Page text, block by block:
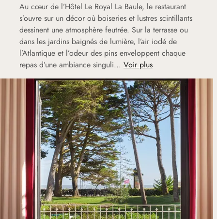
Au cœur de l’Hôtel Le Royal La Baule, le restaurant
s’ouvre sur un décor où boiseries et lustres scintillants
dessinent une atmosphère feutrée. Sur la terrasse ou
dans les jardins baignés de lumière, l’air iodé de
l’Atlantique et l’odeur des pins enveloppent chaque
repas d’une ambiance singuli... Voir plus